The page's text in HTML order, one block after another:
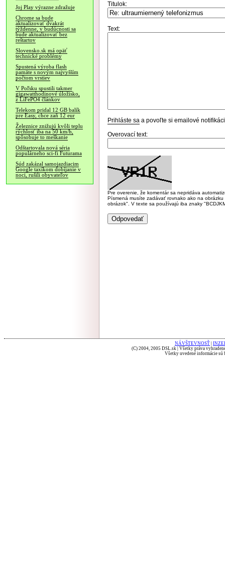
Joj Play výrazne zdražuje
Chrome sa bude
aktualizovať dvakrát
týždenne, v budúcnosti sa
bude aktualizovať bez
reštartov
Slovensko.sk má opäť
technické problémy
Spustená výroba flash
pamäte s novým najvyšším
počtom vrstiev
V Poľsku spustili takmer
gigawatthodinové úložisko,
z LiFePO4 článkov
Telekom pridal 12 GB balík
pre Easy, chce zaň 12 eur
Železnice znižujú kvôli teplu
rýchlosť iba na 50 km/h,
spôsobuje to meškanie
Odštartovala nová séria
populárneho sci-fi Futurama
Súd zakázal samojazdiacim
Google taxíkom dobíjanie v
noci, rušili obyvateľov
Titulok:
Text:
Prihláste sa a povoľte si emailové
Overovací text:
Pre overenie, že komentár sa nepridáva
Písmená musíte zadávať rovnako ako na
obrázok". V texte sa používajú iba znaky
NÁVŠTEVNOSŤ
(C) 2004, 2005 DSL.sk | Všetky práva
Všetky uvedené informácie sú